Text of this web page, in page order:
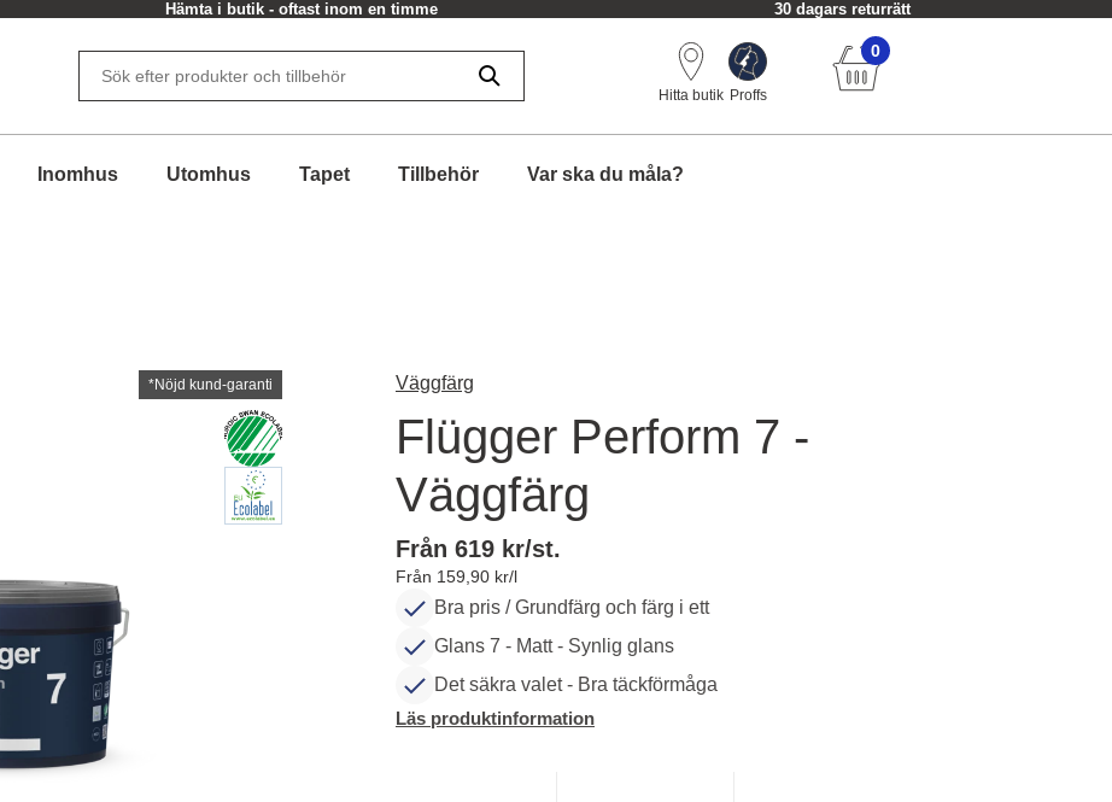
Hämta i butik - oftast inom en timme 30 dagars returrätt
Hitta butik Proffs
0
Inomhus Utomhus Tapet Tillbehör Var ska du måla?
*Nöjd kund-garanti Väggfärg
Flügger Perform 7 -
Väggfärg
Från 619 kr/st.
Från 159,90 kr/l
Bra pris / Grundfärg och färg i ett
Glans 7 - Matt - Synlig glans
Det säkra valet - Bra täckförmåga
Läs produktinformation